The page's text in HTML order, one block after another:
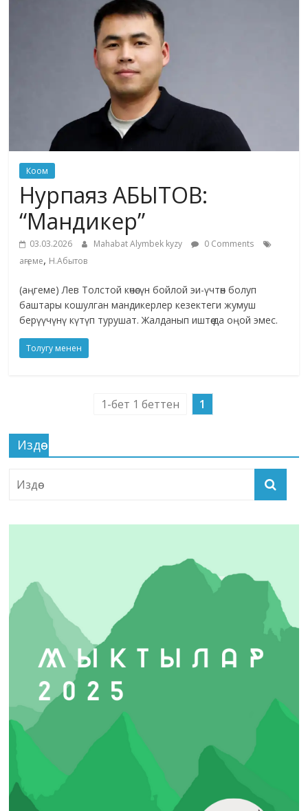
Коом
Нурпаяз АБЫТОВ:
“Мандикер”
03.03.2026 Mahabat Alymbek kyzy
0 Comments
аңгеме, Н.Абытов
(аңгеме) Лев Толстой көчөсүн бойлой эи-үчтөн болуп
баштары кошулган мандикерлер кезектеги жумуш
берүүчүнү күтүп турушат. Жалданып иштөө да оңой эмес.
Толугу менен
1-бет 1 беттен 1
Издөө